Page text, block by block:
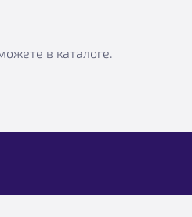
в каталоге.